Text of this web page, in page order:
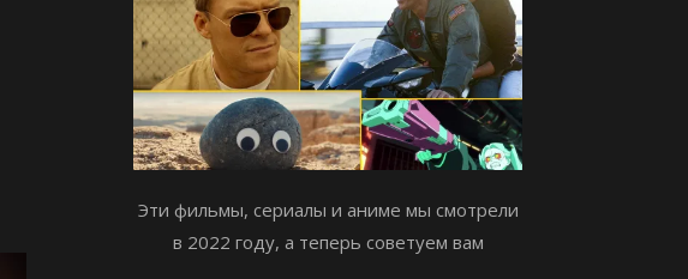
Эти фильмы, сериалы и аниме мы смотрели
в 2022 году, а теперь советуем вам